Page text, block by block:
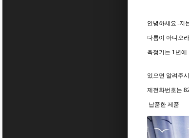
안녕하세요..저
다름이 아니오
측정기는 1년에
있으면 알려주
제전화번호는
납품한 제품